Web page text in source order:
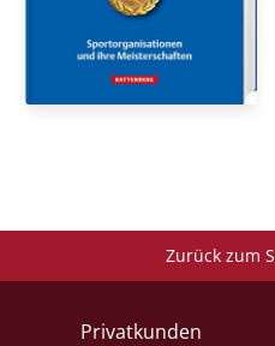
Zurück zum
Privatkunden